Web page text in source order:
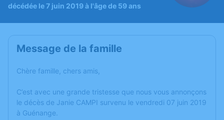
décédée le 7 juin 2019 à l'âge de 59 ans
Message de la famille
Chère famille, chers amis,
C’est avec une grande tristesse que nous vous annonçons
le décès de Janie CAMPI survenu le vendredi 07 juin 2019
à Guénange.